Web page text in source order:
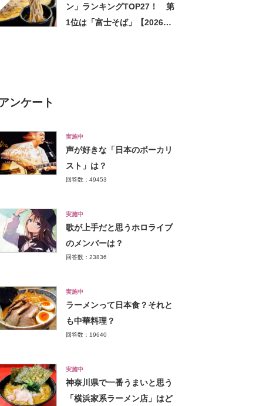
ン」ランキングTOP27！ 第
1位は「富士そば」【2026年
アンケート
実施中
声が好きな「日本のボーカリ
スト」は？
回答数：49453
実施中
歌が上手だと思うホロライブ
のメンバーは？
回答数：23836
実施中
ラーメンって日本食？それと
も中華料理？
回答数：19640
実施中
神奈川県で一番うまいと思う
「横浜家系ラーメン店」はど